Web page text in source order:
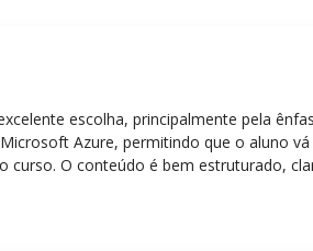
escolha, principalmente pela
Azure, permitindo que o aluno
O conteúdo é bem estruturado,
muito avançada.”